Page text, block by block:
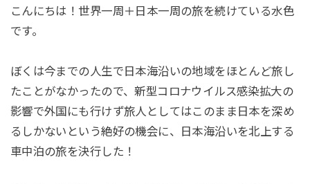
こんにちは！世界一周＋日本一周の旅を続けている水色
です。
ぼくは今までの人生で日本海沿いの地域をほとんど旅し
たことがなかったので、新型コロナウイルス感染拡大の
影響で外国にも行けず旅人としてはこのまま日本を深め
るしかないという絶好の機会に、日本海沿いを北上する
車中泊の旅を決行した！